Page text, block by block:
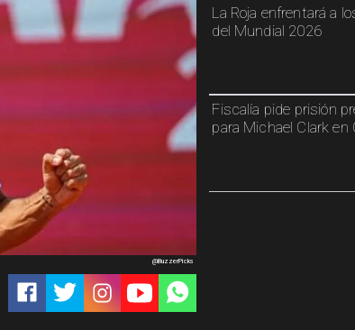
@BuzzerPicks
La Roja enfrentará a
del Mundial 2026
Fiscalía pide prisión
para Michael Clark en